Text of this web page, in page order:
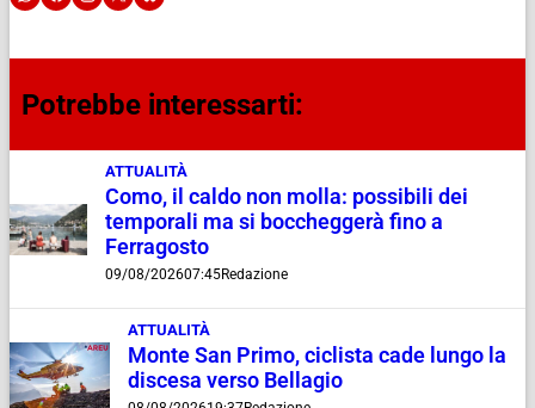
Potrebbe interessarti:
ATTUALITÀ
Como, il caldo non molla: possibili dei
temporali ma si boccheggerà fino a
Ferragosto
09/08/202607:45Redazione
ATTUALITÀ
Monte San Primo, ciclista cade lungo la
discesa verso Bellagio